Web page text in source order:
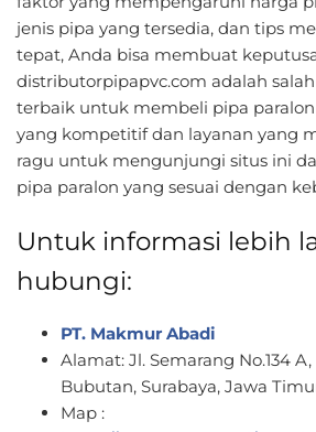
jenis pipa yang tersedia, dan tips
tepat, Anda bisa membuat
distributorpipapvc.com adalah
terbaik untuk membeli pipa
yang kompetitif dan layanan yang
ragu untuk mengunjungi situs ini
pipa paralon yang sesuai dengan
Untuk informasi lebih
hubungi:
PT. Makmur Abadi
Alamat: Jl. Semarang No.134
Bubutan, Surabaya, Jawa
Map :